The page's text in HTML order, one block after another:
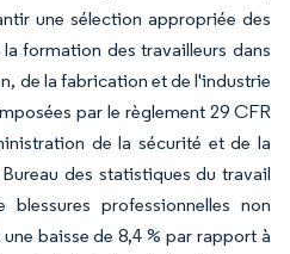
une sélection appropriée des
formation des travailleurs dans
de la fabrication et de l'industrie
par le règlement 29 CFR
de la sécurité et de la
des statistiques du travail
professionnelles non
baisse de 8,4 % par rapport à